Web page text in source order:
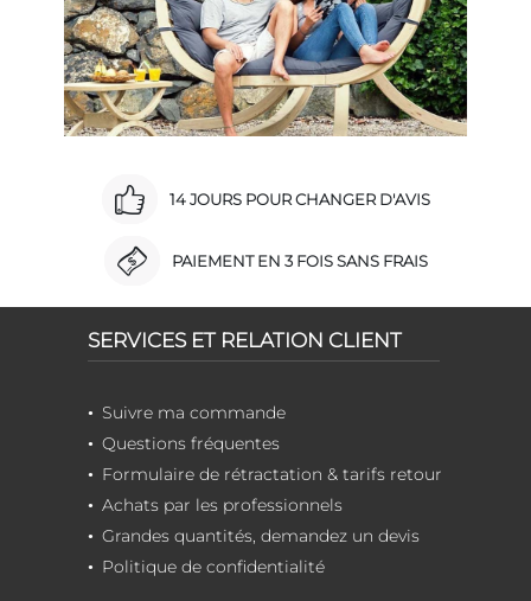
14 JOURS POUR CHANGER D'AVIS
PAIEMENT EN 3 FOIS SANS FRAIS
SERVICES ET RELATION CLIENT
Suivre ma commande
Questions fréquentes
Formulaire de rétractation & tarifs retour
Achats par les professionnels
Grandes quantités, demandez un devis
Politique de confidentialité